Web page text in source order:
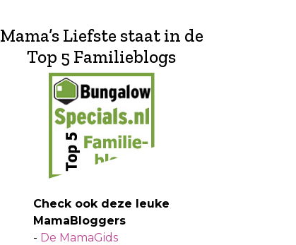
Mama’s Liefste staat in de
Top 5 Familieblogs
Check ook deze leuke
MamaBloggers
- De MamaGids